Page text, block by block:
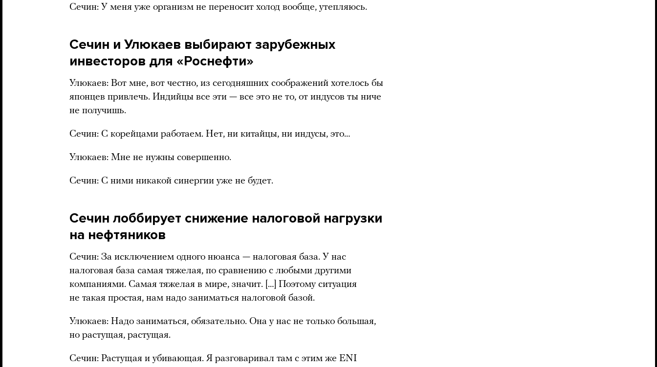
Сечин: У меня уже организм не переносит холод вообще, утепляюсь.
Сечин и Улюкаев выбирают зарубежных
инвесторов для «Роснефти»
Улюкаев: Вот мне, вот честно, из сегодняшних соображений хотелось бы
японцев привлечь. Индийцы все эти — все это не то, от индусов ты ниче
не получишь.
Сечин: С корейцами работаем. Нет, ни китайцы, ни индусы, это…
Улюкаев: Мне не нужны совершенно.
Сечин: С ними никакой синергии уже не будет.
Сечин лоббирует снижение налоговой нагрузки
на нефтяников
Сечин: За исключением одного нюанса — налоговая база. У нас
налоговая база самая тяжелая, по сравнению с любыми другими
компаниями. Самая тяжелая в мире, значит. […] Поэтому ситуация
не такая простая, нам надо заниматься налоговой базой.
Улюкаев: Надо заниматься, обязательно. Она у нас не только большая,
но растущая, растущая.
Сечин: Растущая и убивающая. Я разговаривал там с этим же ENI